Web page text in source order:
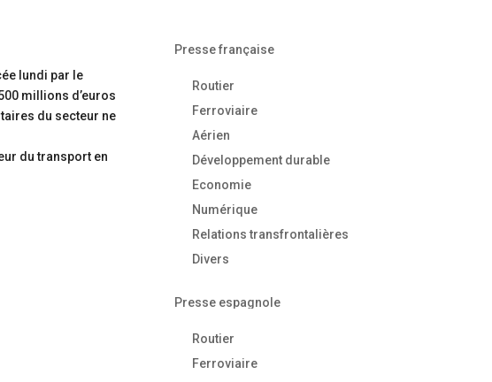
lundi par le
millions d’euros
du secteur ne
du transport en
Presse française
Routier
Ferroviaire
Aérien
Développement durable
Economie
Numérique
Relations transfrontalières
Divers
Presse espagnole
Routier
Ferroviaire